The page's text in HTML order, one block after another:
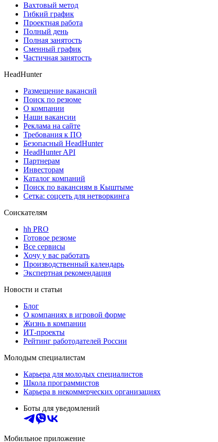
Вахтовый метод
Гибкий график
Проектная работа
Полный день
Полная занятость
Сменный график
Частичная занятость
HeadHunter
Размещение вакансий
Поиск по резюме
О компании
Наши вакансии
Реклама на сайте
Требования к ПО
Безопасный HeadHunter
HeadHunter API
Партнерам
Инвесторам
Каталог компаний
Поиск по вакансиям в Кыштыме
Сетка: соцсеть для нетворкинга
Соискателям
hh PRO
Готовое резюме
Все сервисы
Хочу у вас работать
Производственный календарь
Экспертная рекомендация
Новости и статьи
Блог
О компаниях в игровой форме
Жизнь в компании
ИТ-проекты
Рейтинг работодателей России
Молодым специалистам
Карьера для молодых специалистов
Школа программистов
Карьера в некоммерческих организациях
Боты для уведомлений
Мобильное приложение